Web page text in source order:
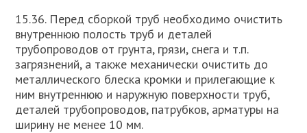
15.36. Перед сборкой труб необходимо очистить
внутреннюю полость труб и деталей
трубопроводов от грунта, грязи, снега и т.п.
загрязнений, а также механически очистить до
металлического блеска кромки и прилегающие к
ним внутреннюю и наружную поверхности труб,
деталей трубопроводов, патрубков, арматуры на
ширину не менее 10 мм.